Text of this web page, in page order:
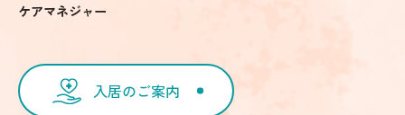
ケアマネジャー
入居のご案内